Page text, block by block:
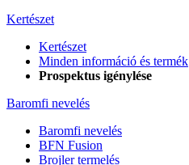
Kertészet
Kertészet
Minden információ és termék
Prospektus igénylése
Baromfi nevelés
Baromfi nevelés
BFN Fusion
Brojler termelés